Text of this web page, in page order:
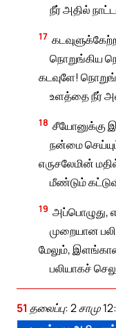
நீர் அதில்
17
நொறுங்கிய
கடவுளே!
உளத்தை நீர்
18 சீயோனுக்கு
நன்மை
எருசலேமின்
மீண்டும்
19 அப்பொழுது,
முறையான
மேலும்,
பலியாகச்
51 தலைப்பு: 2 சாமு